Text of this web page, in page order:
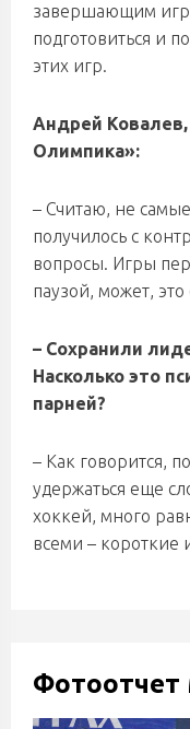
завершающим
подготовиться и
этих игр.
Андрей
Олимпика»:
– Считаю, не
получилось с
вопросы. Игры
паузой, может, это
– Сохранили
Насколько это
парней?
– Как говорится,
удержаться еще
хоккей, много
всеми – короткие
Фотоотчет